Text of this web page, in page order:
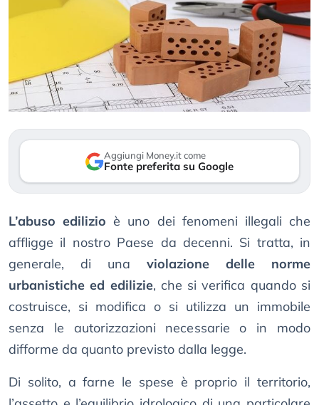
Aggiungi Money.it come
Fonte preferita su Google
L’abuso edilizio è uno dei fenomeni illegali che
affligge il nostro Paese da decenni. Si tratta, in
generale, di una violazione delle norme
urbanistiche ed edilizie, che si verifica quando si
costruisce, si modifica o si utilizza un immobile
senza le autorizzazioni necessarie o in modo
difforme da quanto previsto dalla legge.
Di solito, a farne le spese è proprio il territorio,